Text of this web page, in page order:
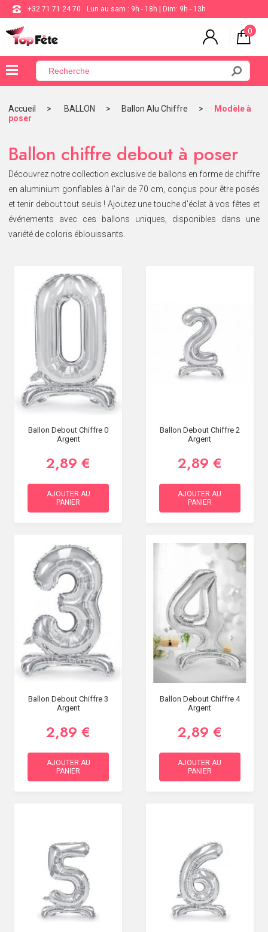
+32 71 71 24 70 Lun au sam : 9h - 18h | Dim: 9h - 13h
0
×
BALLON
ANNIVERSAIRE
MARIAGE
BAPTÊME
COMMUNION
OCCASIONS
SPÉCIALES
CONTACT
Accueil BALLON Ballon Alu Chiffre
Modèle à
poser
Ballon chiffre debout à poser
Découvrez notre collection exclusive de ballons en forme de chiffre
en aluminium gonflables à l'air de 70 cm, conçus pour être posés
et tenir debout tout seuls ! Ajoutez une touche d'éclat à vos fêtes et
événements avec ces ballons uniques, disponibles dans une
variété de coloris éblouissants.
Ballon Debout Chiffre 0
Argent
2,89 €
AJOUTER AU
PANIER
Ballon Debout Chiffre 2
Argent
2,89 €
AJOUTER AU
PANIER
Ballon Debout Chiffre 3
Argent
2,89 €
AJOUTER AU
PANIER
Ballon Debout Chiffre 4
Argent
2,89 €
AJOUTER AU
PANIER